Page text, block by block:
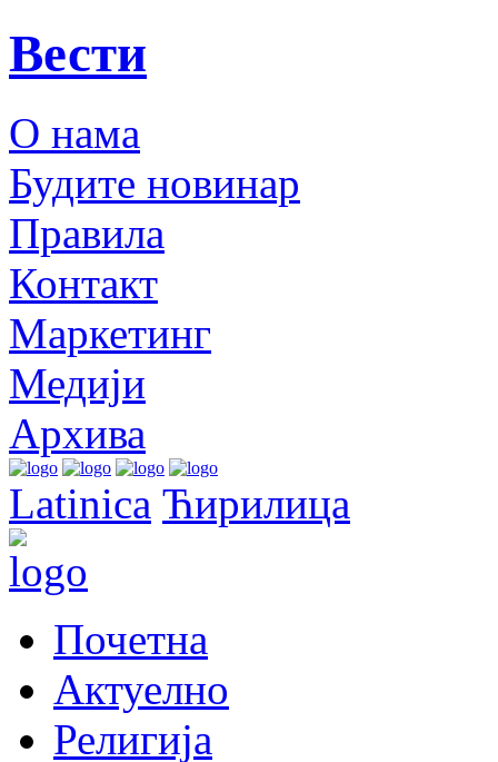
Вести
О нама
Будите новинар
Правила
Контакт
Маркетинг
Медији
Архива
Latinica Ћирилица
Почетна
Актуелно
Религија